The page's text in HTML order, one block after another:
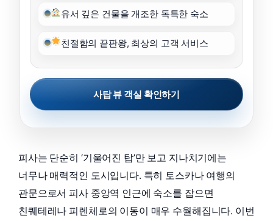
유서 깊은 건물을 개조한 독특한 숙소
친절함의 끝판왕, 최상의 고객 서비스
사탑 뷰 객실 확인하기
피사는 단순히 ‘기울어진 탑’만 보고 지나치기에는
너무나 매력적인 도시입니다. 특히 토스카나 여행의
관문으로서 피사 중앙역 인근에 숙소를 잡으면
친퀘테레나 피렌체로의 이동이 매우 수월해집니다. 이번